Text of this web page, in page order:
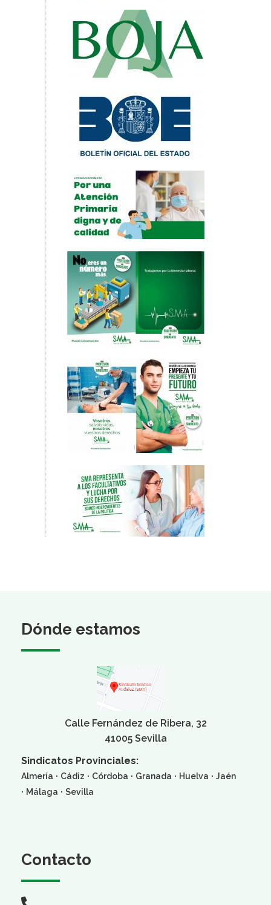
Dónde estamos
Calle Fernández de Ribera, 32
41005 Sevilla
Sindicatos Provinciales:
Almería · Cádiz · Córdoba · Granada · Huelva · Jaén
· Málaga · Sevilla
Contacto